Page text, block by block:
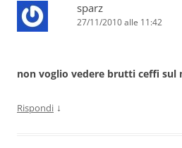
sparz
27/11/2010 alle 11:42
non voglio vedere brutti ceffi sul
Rispondi ↓